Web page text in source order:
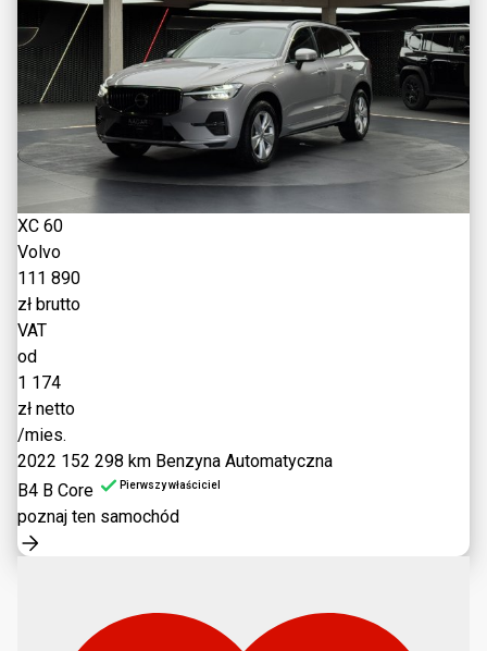
XC 60
Volvo
111 890
zł brutto
VAT
od
1 174
zł netto
/mies.
2022 152 298 km Benzyna Automatyczna
B4 B Core
Pierwszy właściciel
poznaj ten samochód